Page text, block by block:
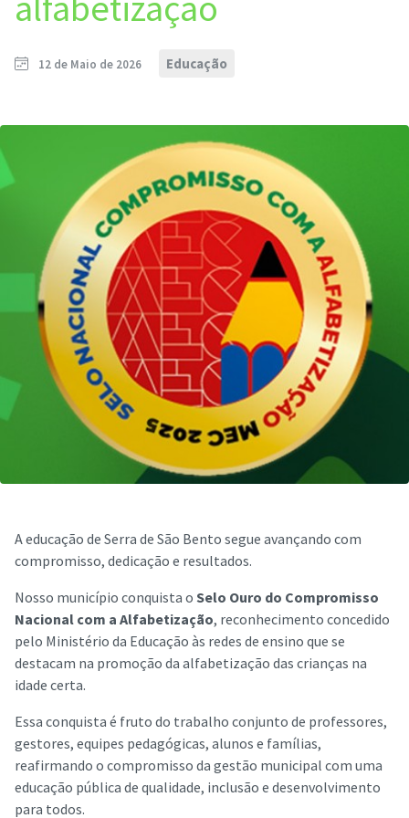
12 de Maio de 2026 Educação
A educação de Serra de São Bento segue avançando com
compromisso, dedicação e resultados.
Nosso município conquista o Selo Ouro do Compromisso
Nacional com a Alfabetização, reconhecimento concedido
pelo Ministério da Educação às redes de ensino que se
destacam na promoção da alfabetização das crianças na
idade certa.
Essa conquista é fruto do trabalho conjunto de professores,
gestores, equipes pedagógicas, alunos e famílias,
reafirmando o compromisso da gestão municipal com uma
educação pública de qualidade, inclusão e desenvolvimento
para todos.